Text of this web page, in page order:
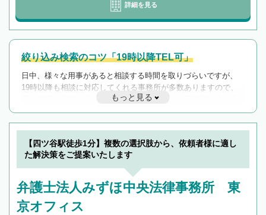
詳細を見る
絞り込み検索のコツ「19時以降TEL可」
日中、様々な用事があると相談する時間を取りづらいですが、
19時以降も相談に対応してくれる事務所が多数ありますので、
遅い時間の相談が増えそうな場合はそのような事務所に絞り込
んで検索してみましょう。
19時以降TEL可の条件
を加えて再検索
もっと見る
【四ツ谷駅徒歩1分】複数の選択肢から、依頼者様に適し
た解決策をご提案いたします
弁護士法人みずほ中央法律事務所 東
京オフィス